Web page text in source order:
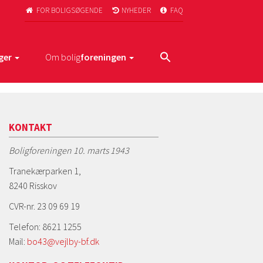
 FOR BOLIGSØGENDE  NYHEDER  FAQ
Om boligforeningen
KONTAKT
Boligforeningen 10. marts 1943
Tranekærparken 1,
8240 Risskov
CVR-nr. 23 09 69 19
Telefon: 8621 1255
Mail: bo43@vejlby-bf.dk